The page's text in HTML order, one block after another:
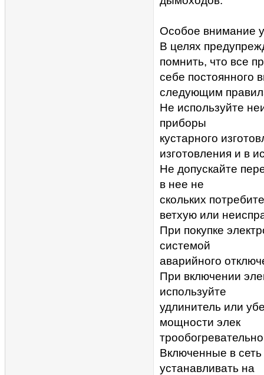
Особое внимание
В целях
помнить, что все
себе постоянного
следующим
Не используйте
приборы
кустарного
изготовления и в
Не допускайте
в нее не
скольких
ветхую или
При покупке
системой
аварийного
При включении
используйте
удлинитель или
мощности элек
Включенные в
устанавливать на